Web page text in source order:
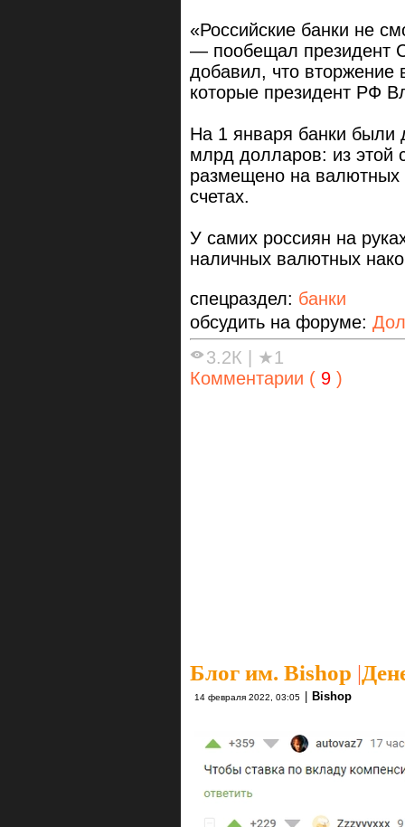
«Российские банки не
— пообещал президент
добавил, что вторжение
которые президент РФ
На 1 января банки
млрд долларов: из
размещено на валютных
счетах.
У самих россиян на
наличных валютных
спецраздел: банки
обсудить на форуме:
3.2К
★1
Комментарии ( 9 )
Блог им. Bishop |
14 февраля 2022, 03:05 Bishop